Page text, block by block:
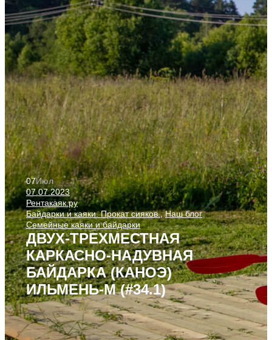
07Июл
07.07.2023
Рентакаяк.ру
Байдарки и каяки. Прокат сияков., Наш блог
Семейные каяки и байдарки
ДВУХ-ТРЕХМЕСТНАЯ
КАРКАСНО-НАДУВНАЯ
БАЙДАРКА (КАНОЭ)
ИЛЬМЕНЬ-М (#34.1)